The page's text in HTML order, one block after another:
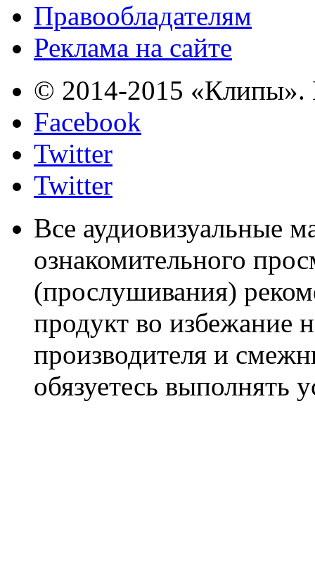
Правообладателям
Реклама на сайте
© 2014-2015 «Клипы».
Facebook
Twitter
Twitter
Все аудиовизуальные
ознакомительного
(прослушивания)
продукт во избежание
производителя и
обязуетесь выполнять